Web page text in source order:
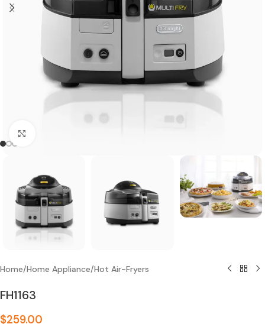
Home/Home Appliance/Hot Air-Fryers
FH1163
$259.00